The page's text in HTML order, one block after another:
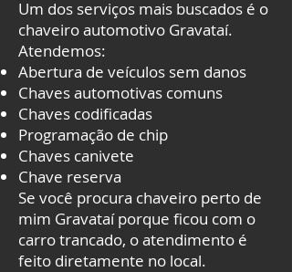
Um dos serviços mais buscados é o
chaveiro automotivo Gravataí.
Atendemos:
Abertura de veículos sem danos
Chaves automotivas comuns
Chaves codificadas
Programação de chip
Chaves canivete
Chave reserva
Se você procura chaveiro perto de
mim Gravataí porque ficou com o
carro trancado, o atendimento é
feito diretamente no local.